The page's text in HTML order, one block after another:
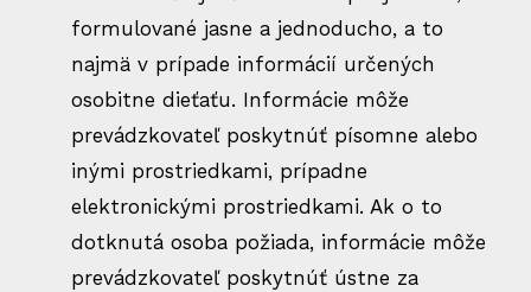
formulované jasne a jednoducho, a to
najmä v prípade informácií určených
osobitne dieťaťu. Informácie môže
prevádzkovateľ poskytnúť písomne alebo
inými prostriedkami, prípadne
elektronickými prostriedkami. Ak o to
dotknutá osoba požiada, informácie môže
prevádzkovateľ poskytnúť ústne za